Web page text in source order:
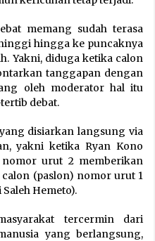
memang sudah terasa
hingga ke puncaknya
Yakni, diduga ketika calon
tanggapan dengan
oleh moderator hal itu
debat.
disiarkan langsung via
yakni ketika Ryan Kono
nomor urut 2 memberikan
(paslon) nomor urut 1
Hemeto).
tercermin dari
yang berlangsung,